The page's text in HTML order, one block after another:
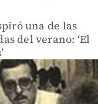
una de las
del verano: ‘El